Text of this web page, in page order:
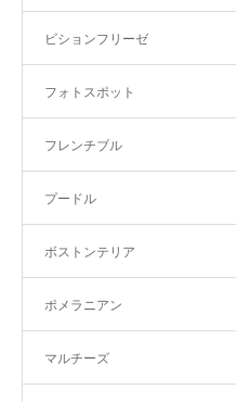
ビションフリーゼ
フォトスポット
フレンチブル
プードル
ボストンテリア
ポメラニアン
マルチーズ